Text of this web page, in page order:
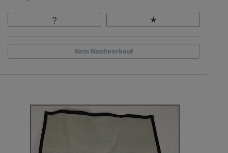
Kein Nachverkauf